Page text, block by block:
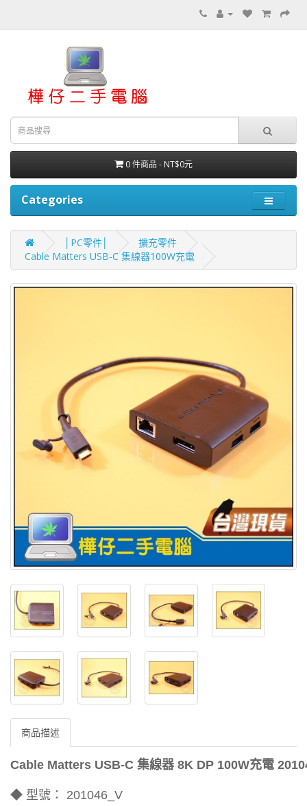
0 件商品 - NT$0元
Categories
│PC零件│
擴充零件
Cable Matters USB-C 集線器100W充電
商品描述
Cable Matters USB-C 集線器 8K DP 100W充電
◆ 型號： 201046_V